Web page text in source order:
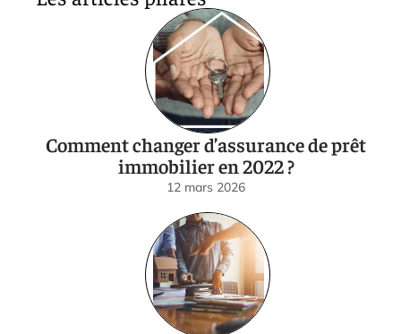
Comment changer d’assurance de prêt
immobilier en 2022 ?
12 mars 2026